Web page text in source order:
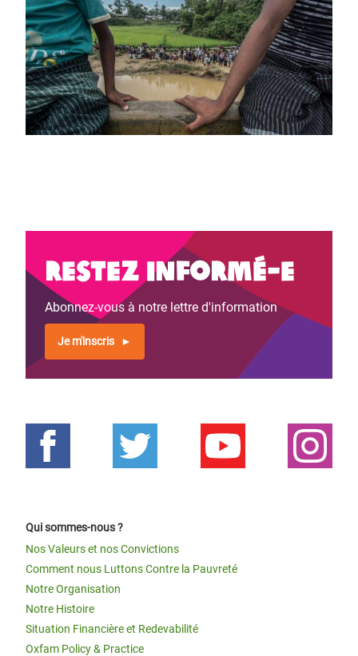
Restez informé-e
Abonnez-vous à notre lettre d'information
Je m'inscris
Qui sommes-nous ?
Nos Valeurs et nos Convictions
Comment nous Luttons Contre la Pauvreté
Notre Organisation
Notre Histoire
Situation Financière et Redevabilité
Oxfam Policy & Practice